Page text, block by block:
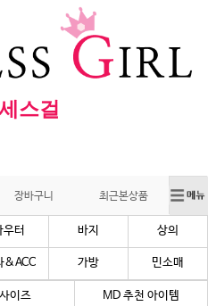
스걸
장바구니 최근본상품
우터 바지 상의
&ACC 가방 민소매
이즈 MD 추천 아이템